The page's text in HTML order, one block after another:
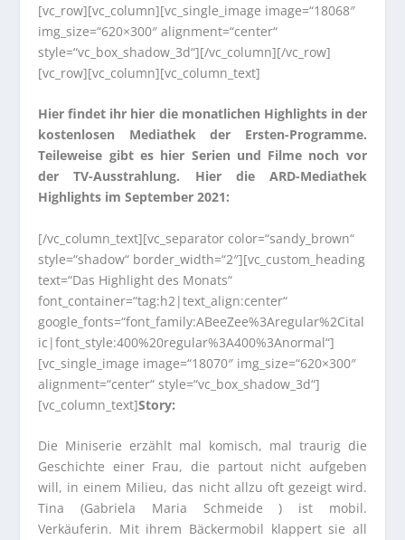
[vc_row][vc_column][vc_single_image image=“18068″
img_size=“620×300″ alignment=“center“
style=“vc_box_shadow_3d“][/vc_column][/vc_row]
[vc_row][vc_column][vc_column_text]
Hier findet ihr hier die monatlichen Highlights in der
kostenlosen Mediathek der Ersten-Programme.
Teileweise gibt es hier Serien und Filme noch vor
der TV-Ausstrahlung. Hier die ARD-Mediathek
Highlights im September 2021:
[/vc_column_text][vc_separator color=“sandy_brown“
style=“shadow“ border_width=“2″][vc_custom_heading
text=“Das Highlight des Monats“
font_container=“tag:h2|text_align:center“
google_fonts=“font_family:ABeeZee%3Aregular%2Cital
ic|font_style:400%20regular%3A400%3Anormal“]
[vc_single_image image=“18070″ img_size=“620×300″
alignment=“center“ style=“vc_box_shadow_3d“]
[vc_column_text]Story:
Die Miniserie erzählt mal komisch, mal traurig die
Geschichte einer Frau, die partout nicht aufgeben
will, in einem Milieu, das nicht allzu oft gezeigt wird.
Tina (Gabriela Maria Schmeide ) ist mobil.
Verkäuferin. Mit ihrem Bäckermobil klappert sie all